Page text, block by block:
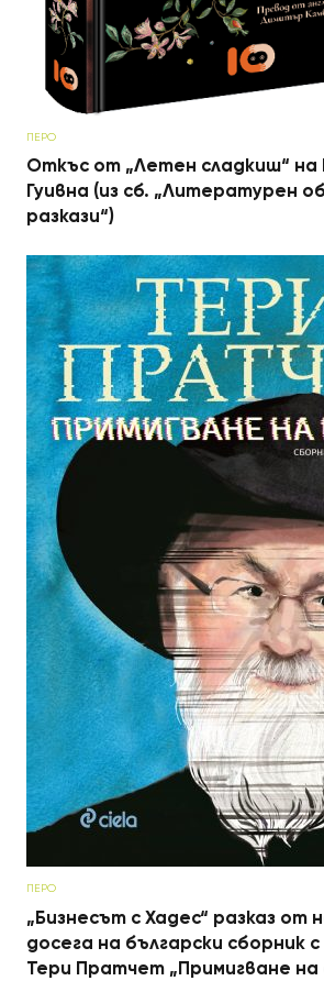
ПЕРО
Откъс от „Летен сладкиш“ на
Гуивна (из сб. „Литературен
разкази“)
ПЕРО
„Бизнесът с Хадес“ разказ от
досега на български сборник с
Тери Пратчет „Примигване на